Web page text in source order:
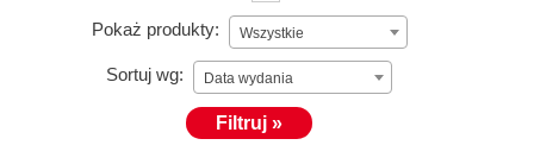
Pokaż produkty: Wszystkie
Sortuj wg: Data wydania
Filtruj »